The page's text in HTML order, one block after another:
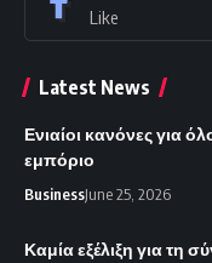
Like
Latest News
Ενιαίοι κανόνες για
εμπόριο
BusinessJune 25, 2026
Καμία εξέλιξη για τη